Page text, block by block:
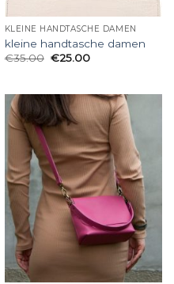
KLEINE HANDTASCHE DAMEN
kleine handtasche damen
€35.00 €25.00